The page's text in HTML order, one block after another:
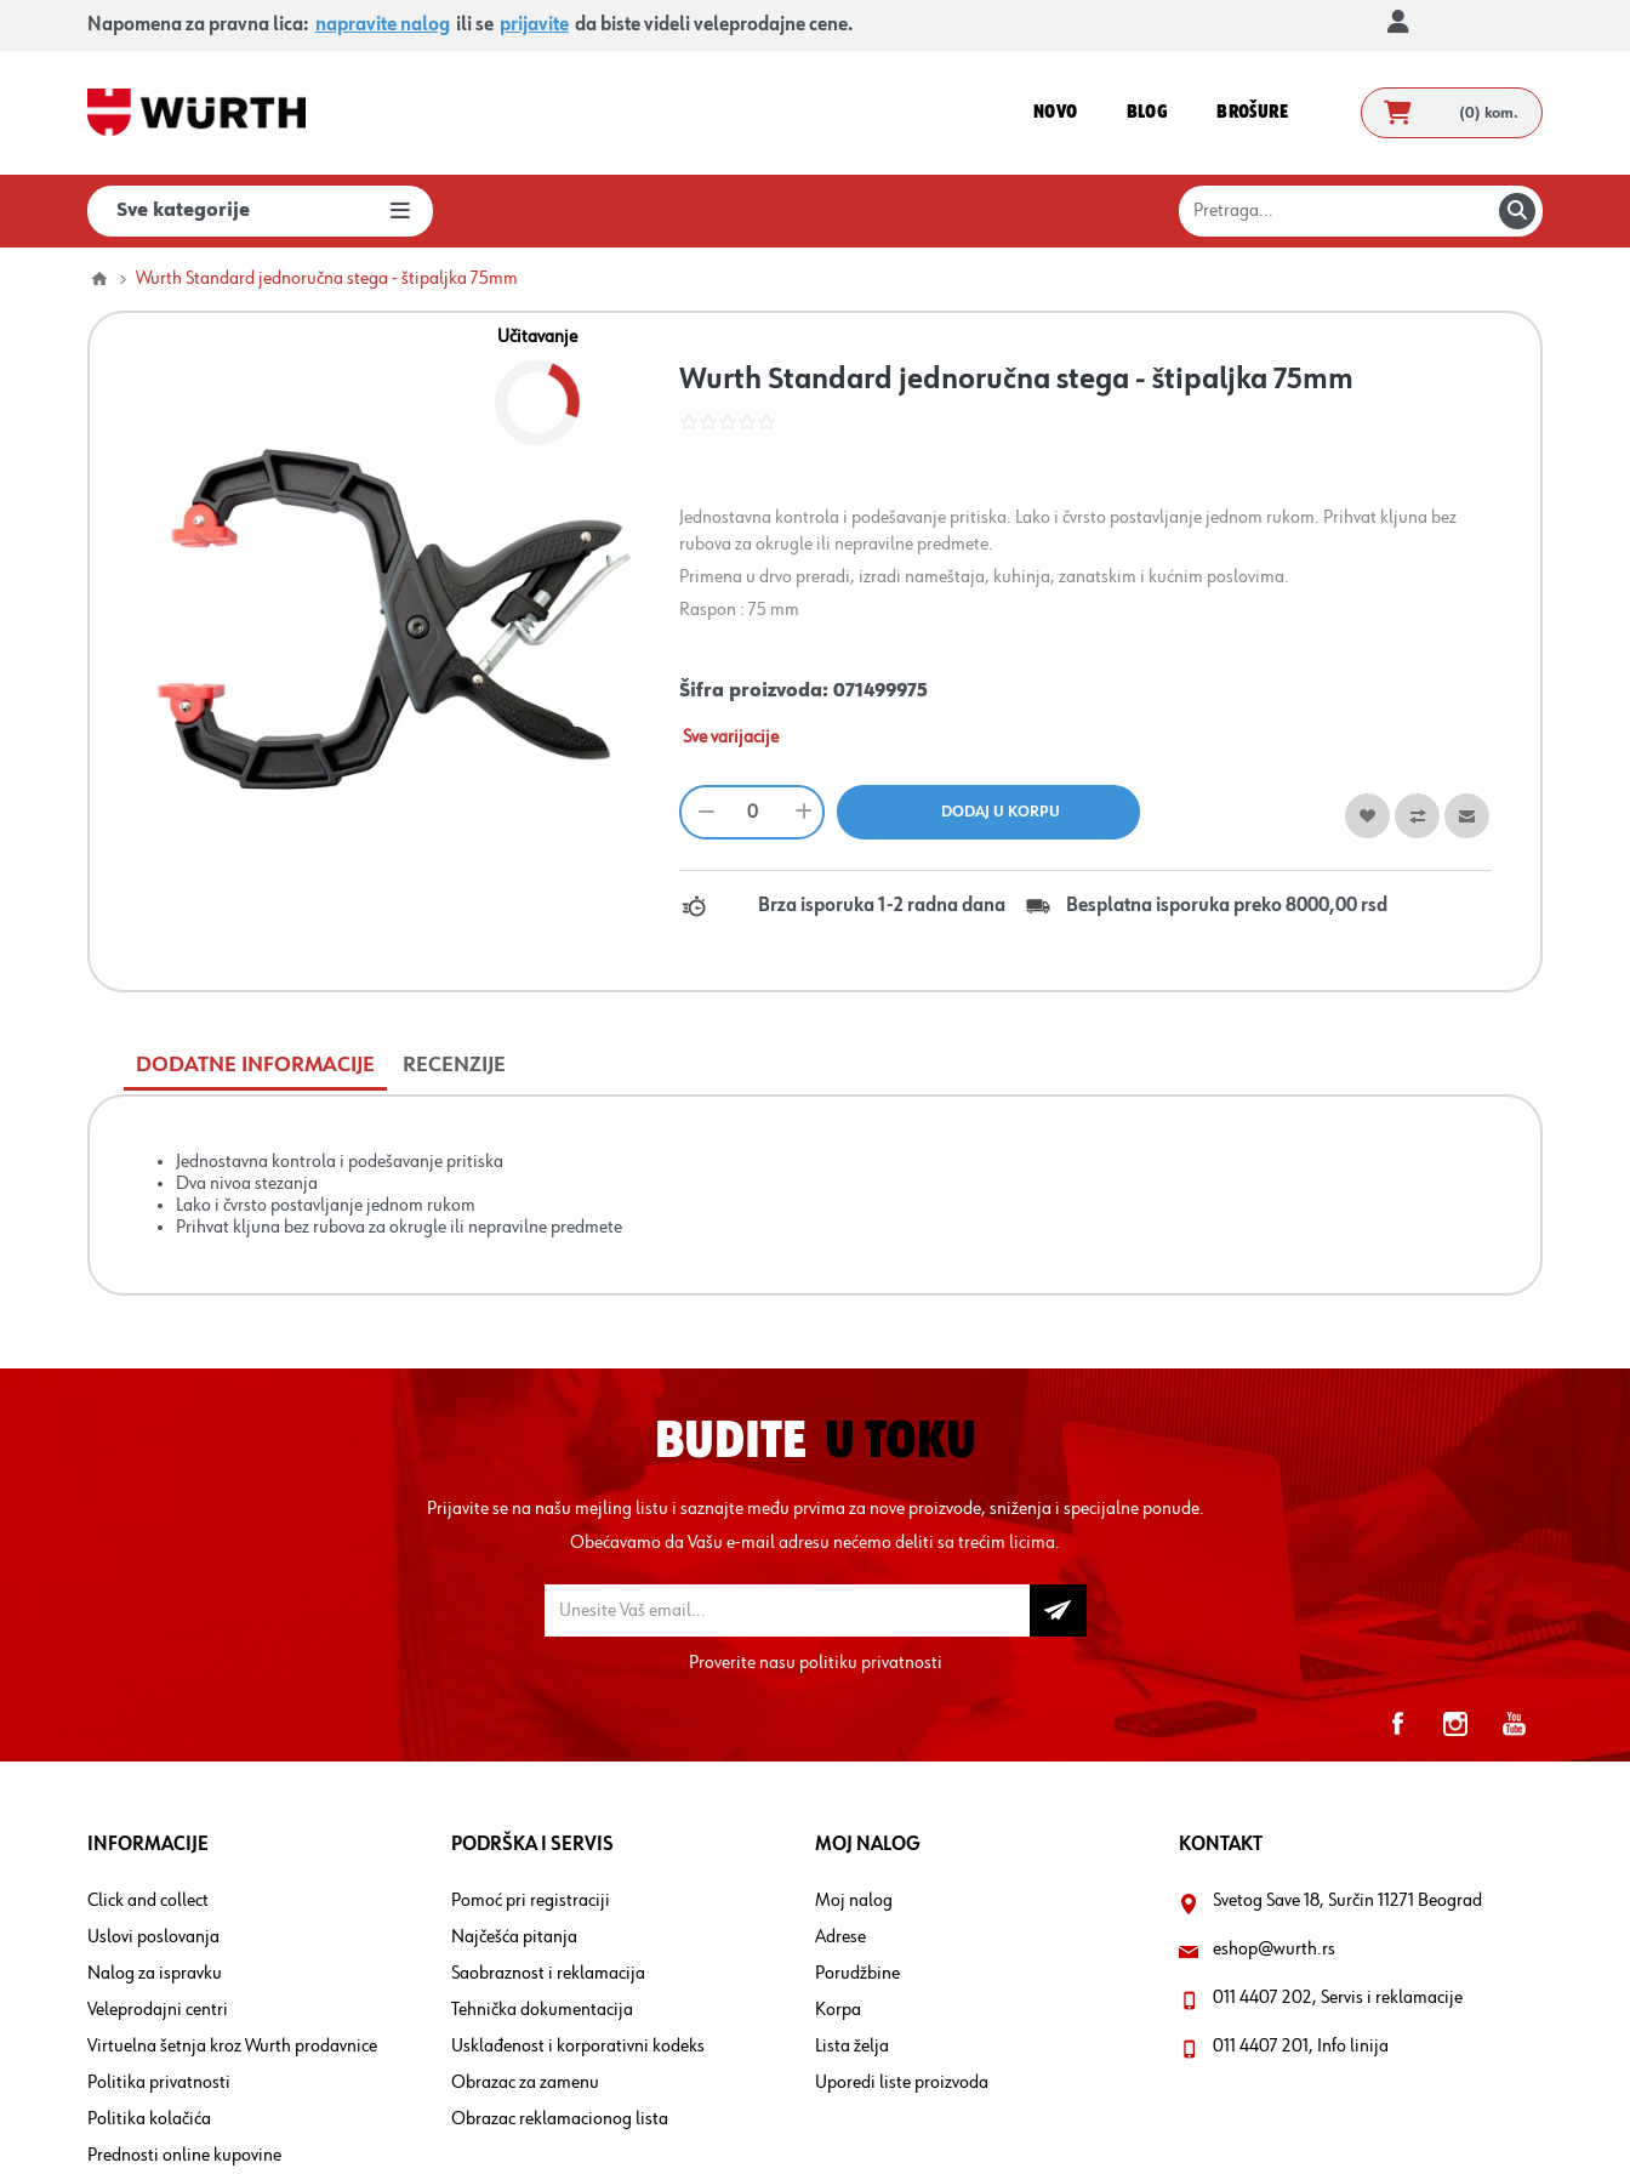
Napomena za pravna lica: napravite nalog ili se prijavite da biste videli veleprodajne cene.
NOVO BLOG BROŠURE (0) kom.
Sve kategorije
Wurth Standard jednoručna stega - štipaljka 75mm
Učitavanje
Wurth Standard jednoručna stega - štipaljka 75mm
Jednostavna kontrola i podešavanje pritiska. Lako i čvrsto postavljanje jednom rukom. Prihvat kljuna bez
rubova za okrugle ili nepravilne predmete.
Primena u drvo preradi, izradi nameštaja, kuhinja, zanatskim i kućnim poslovima.
Raspon : 75 mm
Šifra proizvoda: 071499975
Sve varijacije
Brza isporuka 1-2 radna dana Besplatna isporuka preko 8000,00 rsd
DODATNE INFORMACIJE RECENZIJE
Jednostavna kontrola i podešavanje pritiska
Dva nivoa stezanja
Lako i čvrsto postavljanje jednom rukom
Prihvat kljuna bez rubova za okrugle ili nepravilne predmete
BUDITE U TOKU
Prijavite se na našu mejling listu i saznajte među prvima za nove proizvode, sniženja i specijalne ponude.
Obećavamo da Vašu e-mail adresu nećemo deliti sa trećim licima.
Proverite nasupolitiku privatnosti
INFORMACIJE
Click and collect
Uslovi poslovanja
Nalog za ispravku
Veleprodajni centri
Virtuelna šetnja kroz Wurth prodavnice
Politika privatnosti
Politika kolačića
Prednosti online kupovine
PODRŠKA I SERVIS
Pomoć pri registraciji
Najčešća pitanja
Saobraznost i reklamacija
Tehnička dokumentacija
Usklađenost i korporativni kodeks
Obrazac za zamenu
Obrazac reklamacionog lista
MOJ NALOG
Moj nalog
Adrese
Porudžbine
Korpa
Lista želja
Uporedi liste proizvoda
KONTAKT
Svetog Save 18, Surčin 11271 Beograd
eshop@wurth.rs
011 4407 202, Servis i reklamacije
011 4407 201, Info linija